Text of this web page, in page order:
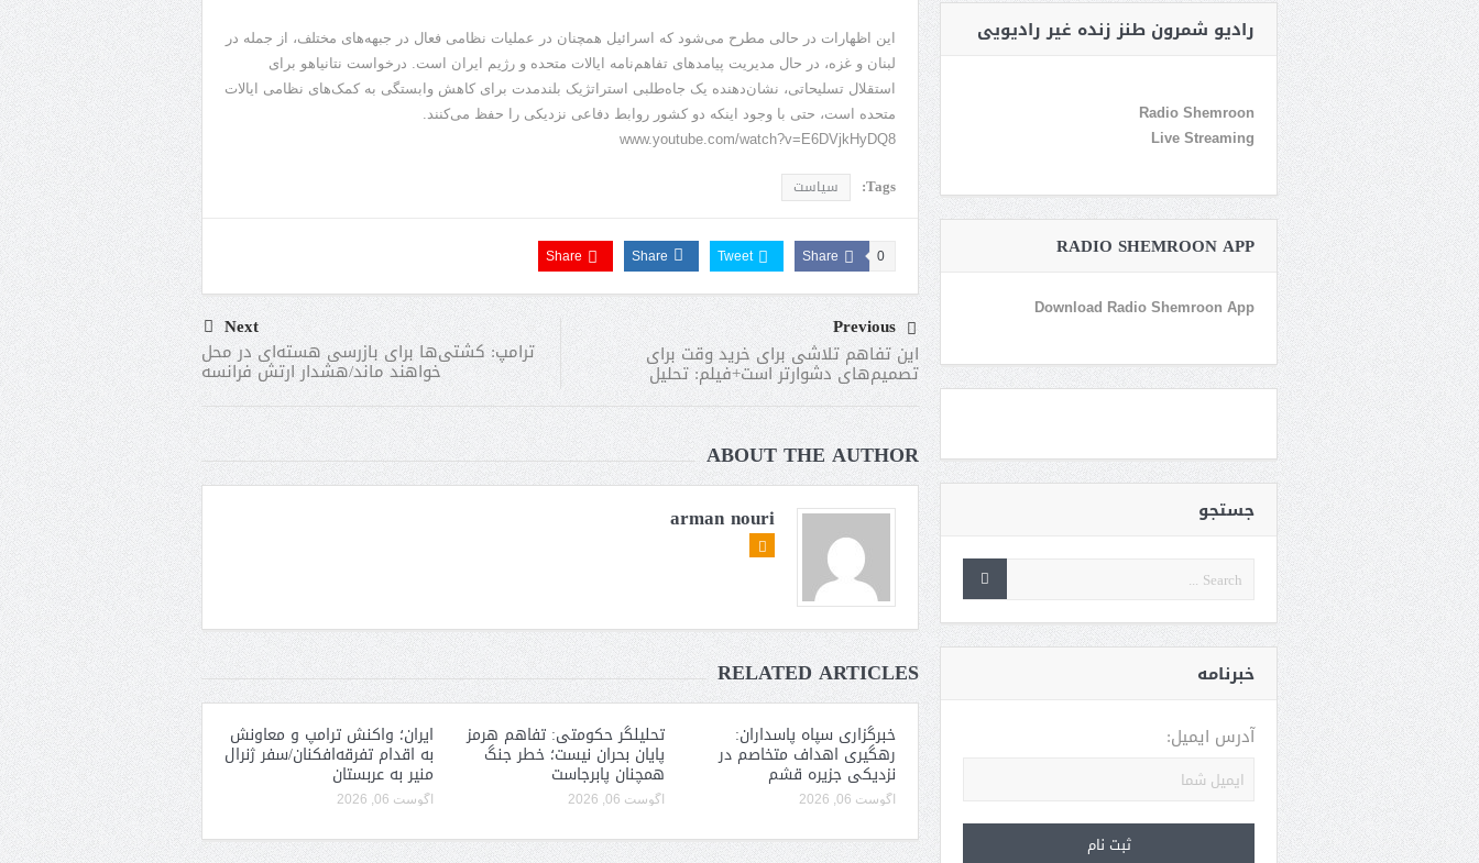
این اظهارات در حالی مطرح می‌شود که اسرائیل همچنان در عملیات نظامی فعال در جبهه‌های مختلف، از جمله در
لبنان و غزه، در حال مدیریت پیامدهای تفاهم‌نامه ایالات متحده و رژیم ایران است. درخواست نتانیاهو برای
استقلال تسلیحاتی، نشان‌دهنده یک جاه‌طلبی استراتژیک بلندمدت برای کاهش وابستگی به کمک‌های نظامی ایالات
متحده است، حتی با وجود اینکه دو کشور روابط دفاعی نزدیکی را حفظ می‌کنند.
www.youtube.com/watch?v=E6DVjkHyDQ8
Tags: سیاست
Share 0
Tweet
Share
Share
Previous
این تفاهم تلاشی برای خرید وقت برای
تصمیم‌های دشوارتر است+فیلم: تحلیل
Next
ترامپ: کشتی‌ها برای بازرسی‌ هسته‌ای در محل
خواهند ماند/هشدار ارتش فرانسه
ABOUT THE AUTHOR
arman nouri
RELATED ARTICLES
خبرگزاری سپاه پاسداران:
رهگیری اهداف متخاصم در
نزدیکی جزیره قشم
آگوست 06, 2026
تحلیلگر حکومتی: تفاهم هرمز
پایان بحران نیست؛ خطر جنگ
همچنان پابرجاست
آگوست 06, 2026
ایران؛ واکنش ترامپ و معاونش
به اقدام تفرقه‌افکنان/سفر ژنرال
منیر به عربستان
آگوست 06, 2026
رادیو شمرون طنز زنده غیر رادیویی
Radio Shemroon
Live Streaming
RADIO SHEMROON APP
Download Radio Shemroon App
جستجو
خبرنامه
آدرس ایمیل: